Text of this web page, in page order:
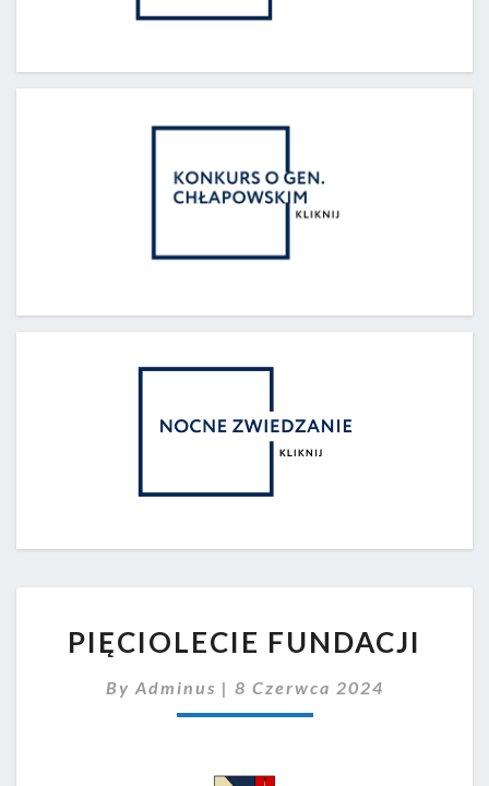
FUNDACJI
PIĘCIOLECIE FUNDACJI
By Adminus | 8 Czerwca 2024